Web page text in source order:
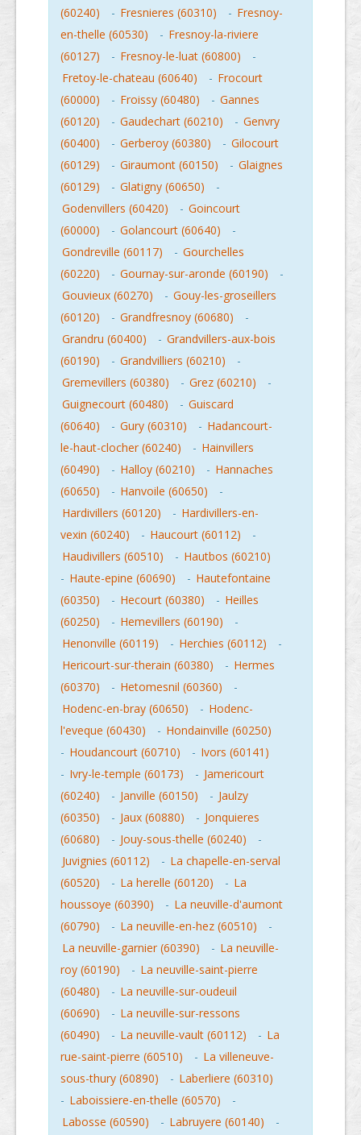
(60240)
- Fresnieres (60310) - Fresnoy-
en-thelle (60530)
- Fresnoy-la-riviere
(60127)
- Fresnoy-le-luat (60800)
-
Fretoy-le-chateau (60640)
- Frocourt
(60000)
- Froissy (60480) - Gannes
(60120)
- Gaudechart (60210) - Genvry
(60400)
- Gerberoy (60380) - Gilocourt
(60129)
- Giraumont (60150) - Glaignes
(60129)
- Glatigny (60650)
-
Godenvillers (60420)
- Goincourt
(60000)
- Golancourt (60640)
-
Gondreville (60117)
- Gourchelles
(60220)
- Gournay-sur-aronde (60190)
-
Gouvieux (60270)
- Gouy-les-groseillers
(60120)
- Grandfresnoy (60680)
-
Grandru (60400)
- Grandvillers-aux-bois
(60190)
- Grandvilliers (60210)
-
Gremevillers (60380)
- Grez (60210)
-
Guignecourt (60480)
- Guiscard
(60640)
- Gury (60310) - Hadancourt-
le-haut-clocher (60240)
- Hainvillers
(60490)
- Halloy (60210) - Hannaches
(60650)
- Hanvoile (60650)
-
Hardivillers (60120)
- Hardivillers-en-
vexin (60240)
- Haucourt (60112)
-
Haudivillers (60510)
- Hautbos (60210)
- Haute-epine (60690) - Hautefontaine
(60350)
- Hecourt (60380) - Heilles
(60250)
- Hemevillers (60190)
-
Henonville (60119)
- Herchies (60112)
-
Hericourt-sur-therain (60380)
- Hermes
(60370)
- Hetomesnil (60360)
-
Hodenc-en-bray (60650)
- Hodenc-
l'eveque (60430)
- Hondainville (60250)
- Houdancourt (60710) - Ivors (60141)
- Ivry-le-temple (60173) - Jamericourt
(60240)
- Janville (60150) - Jaulzy
(60350)
- Jaux (60880) - Jonquieres
(60680)
- Jouy-sous-thelle (60240)
-
Juvignies (60112)
- La chapelle-en-serval
(60520)
- La herelle (60120) - La
houssoye (60390)
- La neuville-d'aumont
(60790)
- La neuville-en-hez (60510)
-
La neuville-garnier (60390)
- La neuville-
roy (60190)
- La neuville-saint-pierre
(60480)
- La neuville-sur-oudeuil
(60690)
- La neuville-sur-ressons
(60490)
- La neuville-vault (60112) - La
rue-saint-pierre (60510)
- La villeneuve-
sous-thury (60890)
- Laberliere (60310)
- Laboissiere-en-thelle (60570)
-
Labosse (60590)
- Labruyere (60140)
-